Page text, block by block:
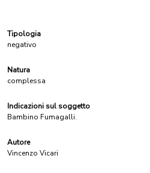
Tipologia
negativo
Natura
complessa
Indicazioni sul soggetto
Bambino Fumagalli.
Autore
Vincenzo Vicari